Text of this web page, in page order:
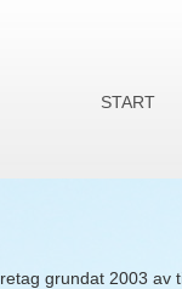
START
grundat 2003